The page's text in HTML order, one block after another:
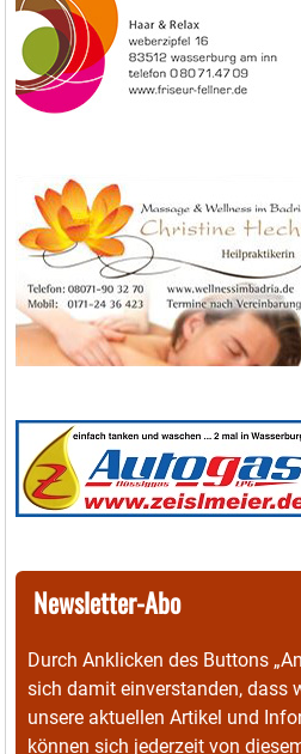
Newsletter-Abo
Durch Anklicken des Buttons
sich damit einverstanden, dass
unsere aktuellen Artikel und
können sich jederzeit von